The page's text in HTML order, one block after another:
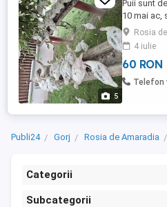
5
Puii sunt
10 mai ac,
anul
de 60 lei.
Rosia
4 iulie
60 RON
Telefon
Publi24 Gorj Rosia de Amaradia
Categorii
Subcategorii